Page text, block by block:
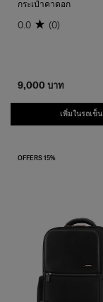
9,000 บาท
เพิ่มในรถเข็น
กระเป๋าคาดอก
0.0 (0)
OFFERS 15%